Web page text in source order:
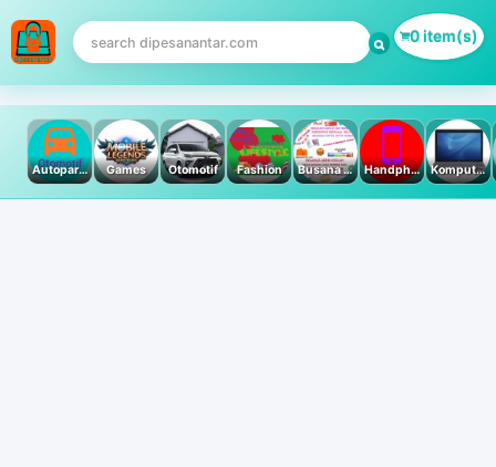
0 item(s)
Autoparts Games Otomotif Fashion Busana Muslim Handphone & Tablet Komputer PC & Laptop